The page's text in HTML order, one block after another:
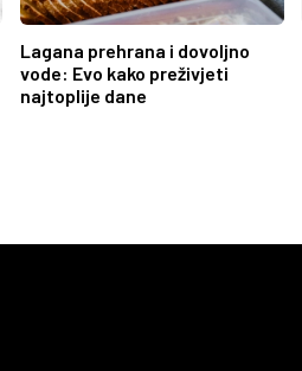
Lagana prehrana i dovoljno
vode: Evo kako preživjeti
najtoplije dane